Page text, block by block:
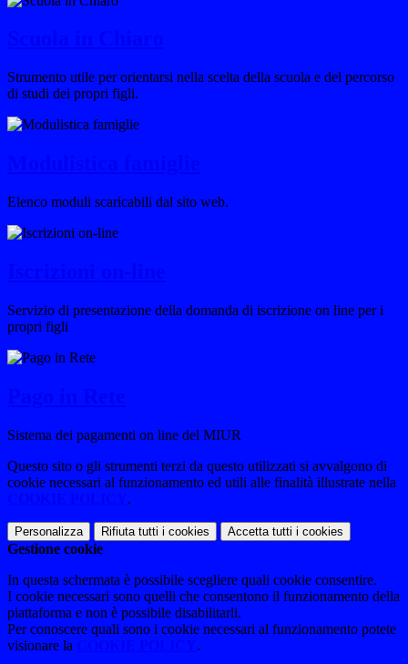
Strumento utile per orientarsi nella scelta della scuola e del percorso
di studi dei propri figli.
Elenco moduli scaricabili dal sito web.
Servizio di presentazione della domanda di iscrizione on line per i
propri figli
Sistema dei pagamenti on line del MIUR
Questo sito o gli strumenti terzi da questo utilizzati si avvalgono di
cookie necessari al funzionamento ed utili alle finalità illustrate nella
.
Personalizza Rifiuta tutti i cookies Accetta tutti i cookies
Gestione cookie
In questa schermata è possibile scegliere quali cookie consentire.
I cookie necessari sono quelli che consentono il funzionamento della
piattaforma e non è possibile disabilitarli.
Per conoscere quali sono i cookie necessari al funzionamento potete
visionare la
.